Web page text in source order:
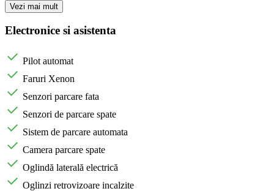
Vezi mai mult
Electronice si asistenta
Pilot automat
Faruri Xenon
Senzori parcare fata
Senzori de parcare spate
Sistem de parcare automata
Camera parcare spate
Oglindă laterală electrică
Oglinzi retrovizoare incalzite